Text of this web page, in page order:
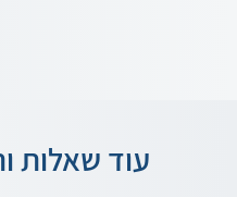
עוד שאלות